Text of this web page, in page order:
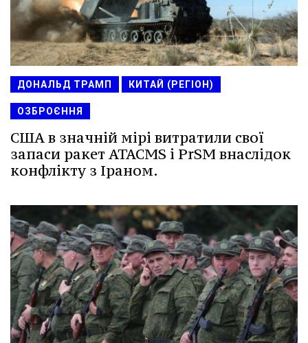
ДОНАЛЬД ТРАМП КИТАЙ (РЕГІОН)
ОЗБРОЄННЯ
США в значній мірі витратили свої
запаси ракет ATACMS і PrSM внаслідок
конфлікту з Іраном.